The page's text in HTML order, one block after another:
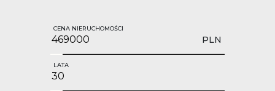
CENA NIERUCHOMOŚCI
PLN
LATA